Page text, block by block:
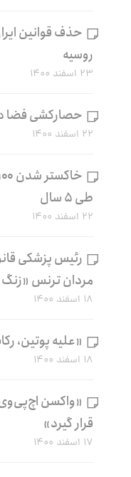
حذف قوانین
روسیه
۲۳ اسفند ۱۴۰۰
حصارکشی فضا
۲۲ اسفند ۱۴۰۰
طی ۵ سال
۲۲ اسفند ۱۴۰۰
رئیس پزشکی
مردان ترنس
۱۸ اسفند ۱۴۰۰
«علیه پوتین،
۱۸ اسفند ۱۴۰۰
«واکسن
قرار گیرد»
۱۷ اسفند ۱۴۰۰